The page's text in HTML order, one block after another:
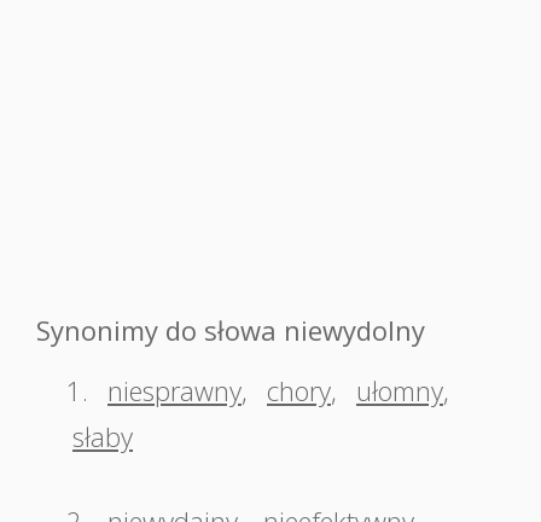
Synonimy do słowa niewydolny
1.
niesprawny, chory, ułomny,
słaby